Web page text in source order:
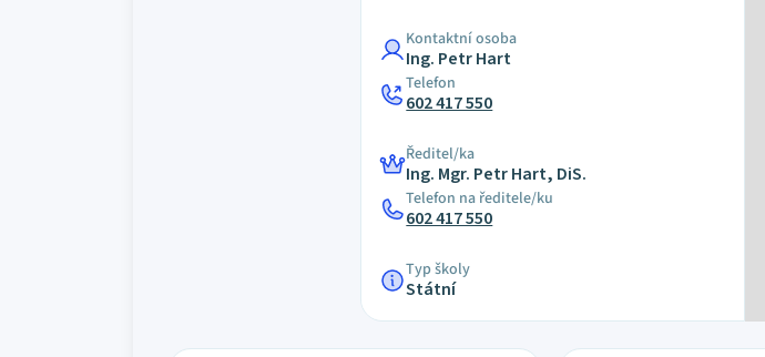
Kontaktní osoba
Ing. Petr Hart
Telefon
602 417 550
Ředitel/ka
Ing. Mgr. Petr Hart, DiS.
Telefon na ředitele/ku
602 417 550
Typ školy
Státní